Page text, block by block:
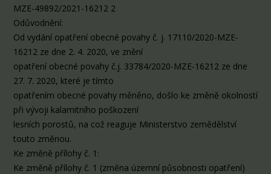
MZE-49892/2021-16212 2
Odůvodnění:
Od vydání opatření obecné povahy č. j. 17110/2020-MZE-
16212 ze dne 2. 4. 2020, ve znění
opatření obecné povahy č.j. 33784/2020-MZE-16212 ze dne
27. 7. 2020, které je tímto
opatřením obecné povahy měněno, došlo ke změně okolností
při vývoji kalamitního poškození
lesních porostů, na což reaguje Ministerstvo zemědělství
touto změnou.
Ke změně přílohy č. 1:
Ke změně přílohy č. 1 (změna územní působnosti opatření)